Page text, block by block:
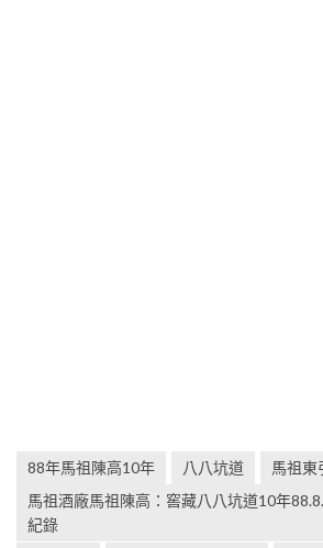
88年馬祖陳高10年 八八坑道 馬祖東
馬祖酒廠馬祖陳高：窖藏八八坑道10年
紀錄